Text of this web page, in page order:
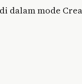
dalam mode